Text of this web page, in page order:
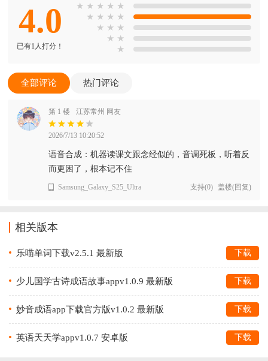
4.0
已有1人打分！
★ ★ ★ ★ ★
★ ★ ★ ★
★ ★ ★
★ ★
★
全部评论 热门评论
第 1 楼 江苏常州 网友
2026/7/13 10:20:52
语音合成：机器读课文跟念经似的，音调死板，听着反
而更困了，根本记不住
Samsung_Galaxy_S25_Ultra 支持(0) 盖楼(回复)
相关版本
乐喵单词下载v2.5.1 最新版 下载
少儿国学古诗成语故事appv1.0.9 最新版 下载
妙音成语app下载官方版v1.0.2 最新版 下载
英语天天学appv1.0.7 安卓版 下载